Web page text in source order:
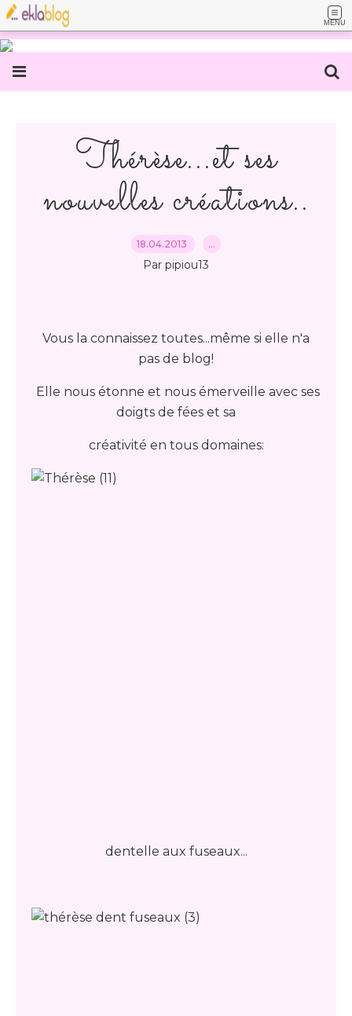
MENU
Thérèse...et ses
nouvelles créations..
18.04.2013 …
Par pipiou13
Vous la connaissez toutes...même si elle n'a
pas de blog!
Elle nous étonne et nous émerveille avec ses
doigts de fées et sa
créativité en tous domaines:
dentelle aux fuseaux...